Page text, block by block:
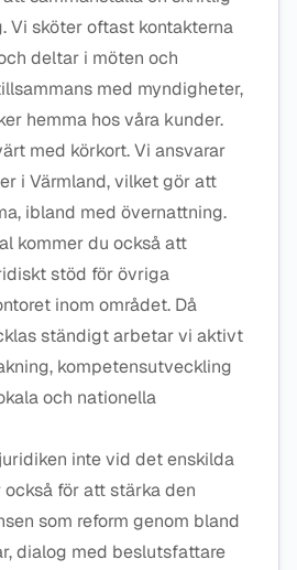
Vi sköter oftast kontakterna
deltar i möten och
med myndigheter,
hemma hos våra kunder.
med körkort. Vi ansvarar
i Värmland, vilket gör att
ibland med övernattning.
kommer du också att
stöd för övriga
inom området. Då
ständigt arbetar vi aktivt
kompetensutveckling
och nationella
inte vid det enskilda
för att stärka den
som reform genom bland
dialog med beslutsfattare